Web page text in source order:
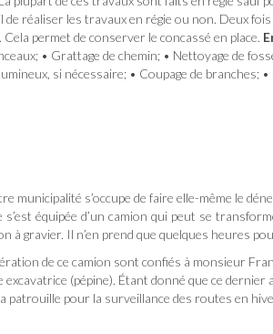
de réaliser les travaux en régie ou non. Deux
permet de conserver le concassé en place.
• Grattage de chemin; • Nettoyage de
si nécessaire; • Coupage de
municipalité s’occupe de faire elle-même le
s’est équipée d’un camion qui peut se
à gravier. Il n’en prend que quelques heures
de ce camion sont confiés à monsieur
excavatrice (pépine). Étant donné que ce
patrouille pour la surveillance des routes en